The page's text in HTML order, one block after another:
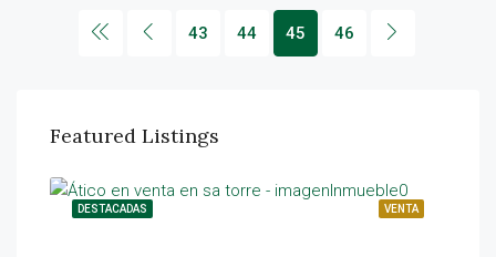
43 44 45 46
Featured Listings
VENTA
DESTACADAS